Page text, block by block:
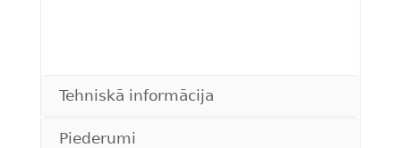
Tehniskā informācija
Piederumi